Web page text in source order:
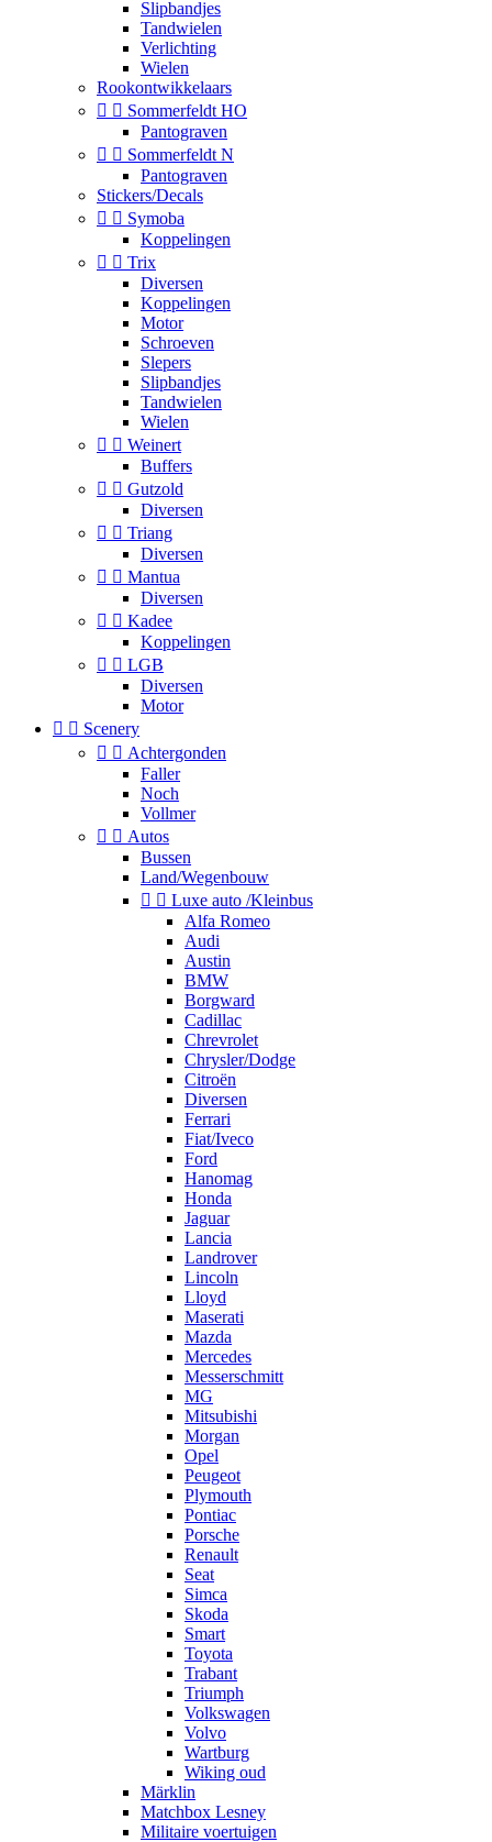
Slipbandjes
Tandwielen
Verlichting
Wielen
Rookontwikkelaars
  Sommerfeldt HO
Pantograven
  Sommerfeldt N
Pantograven
Stickers/Decals
  Symoba
Koppelingen
  Trix
Diversen
Koppelingen
Motor
Schroeven
Slepers
Slipbandjes
Tandwielen
Wielen
  Weinert
Buffers
  Gutzold
Diversen
  Triang
Diversen
  Mantua
Diversen
  Kadee
Koppelingen
  LGB
Diversen
Motor
  Scenery
  Achtergonden
Faller
Noch
Vollmer
  Autos
Bussen
Land/Wegenbouw
  Luxe auto /Kleinbus
Alfa Romeo
Audi
Austin
BMW
Borgward
Cadillac
Chrevrolet
Chrysler/Dodge
Citroën
Diversen
Ferrari
Fiat/Iveco
Ford
Hanomag
Honda
Jaguar
Lancia
Landrover
Lincoln
Lloyd
Maserati
Mazda
Mercedes
Messerschmitt
MG
Mitsubishi
Morgan
Opel
Peugeot
Plymouth
Pontiac
Porsche
Renault
Seat
Simca
Skoda
Smart
Toyota
Trabant
Triumph
Volkswagen
Volvo
Wartburg
Wiking oud
Märklin
Matchbox Lesney
Militaire voertuigen